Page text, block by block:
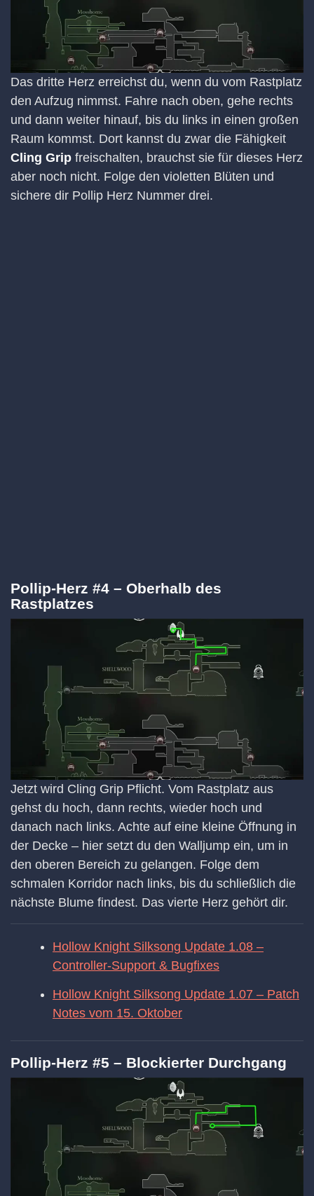
Das dritte Herz erreichst du, wenn du vom Rastplatz
den Aufzug nimmst. Fahre nach oben, gehe rechts
und dann weiter hinauf, bis du links in einen großen
Raum kommst. Dort kannst du zwar die Fähigkeit
Cling Grip freischalten, brauchst sie für dieses Herz
aber noch nicht. Folge den violetten Blüten und
sichere dir Pollip Herz Nummer drei.
Pollip-Herz #4 – Oberhalb des
Rastplatzes
Jetzt wird Cling Grip Pflicht. Vom Rastplatz aus
gehst du hoch, dann rechts, wieder hoch und
danach nach links. Achte auf eine kleine Öffnung in
der Decke – hier setzt du den Walljump ein, um in
den oberen Bereich zu gelangen. Folge dem
schmalen Korridor nach links, bis du schließlich die
nächste Blume findest. Das vierte Herz gehört dir.
Hollow Knight Silksong Update 1.08 –
Controller-Support & Bugfixes
Hollow Knight Silksong Update 1.07 – Patch
Notes vom 15. Oktober
Pollip-Herz #5 – Blockierter Durchgang